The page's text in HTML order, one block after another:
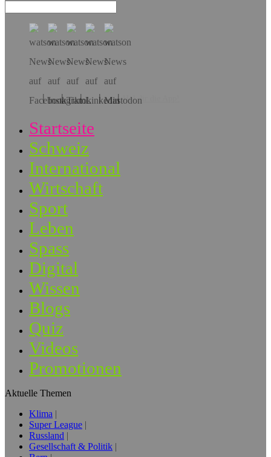
Hol dir die App!
Startseite
Schweiz
International
Wirtschaft
Sport
Leben
Spass
Digital
Wissen
Blogs
Quiz
Videos
Promotionen
Aktuelle Themen
Klima
Super League
Russland
Gesellschaft & Politik